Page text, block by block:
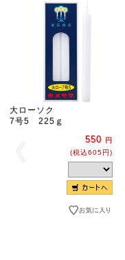
大ローソク
7号5 225ｇ
550 円
(税込605円)